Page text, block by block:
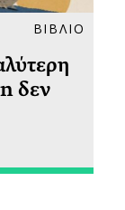
ΒΙΒΛΙΟ
δεν